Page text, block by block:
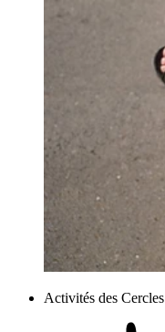
Activités des Cercles